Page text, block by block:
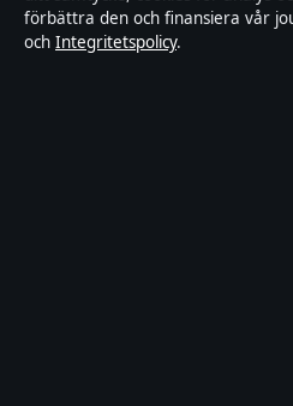
Om Inrikestidningen i korthet
förbättra den och finansiera vår
och Integritetspolicy.